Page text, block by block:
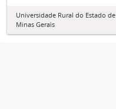
Universidade Rural do Estado de
Minas Gerais